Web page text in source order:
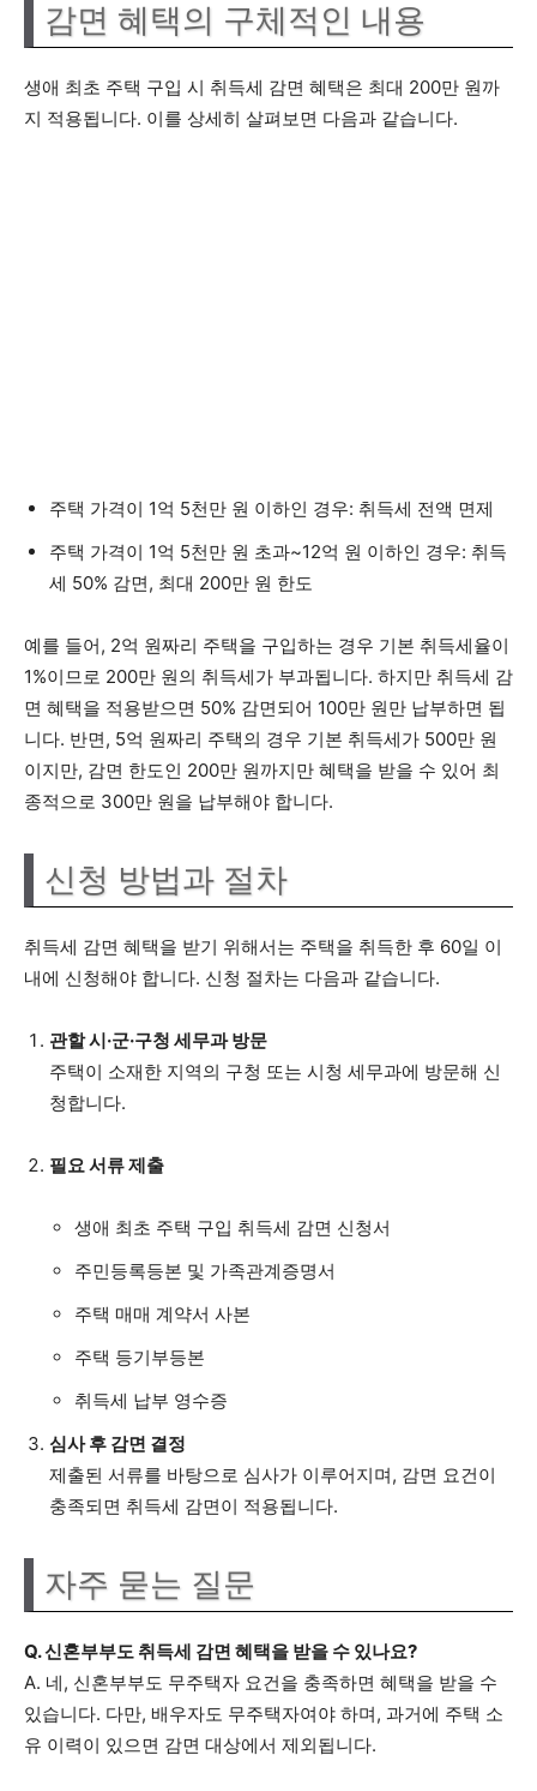
감면 혜택의 구체적인 내용
생애 최초 주택 구입 시 취득세 감면 혜택은 최대 200만 원까
지 적용됩니다. 이를 상세히 살펴보면 다음과 같습니다.
주택 가격이 1억 5천만 원 이하인 경우: 취득세 전액 면제
주택 가격이 1억 5천만 원 초과~12억 원 이하인 경우: 취득
세 50% 감면, 최대 200만 원 한도
예를 들어, 2억 원짜리 주택을 구입하는 경우 기본 취득세율이
1%이므로 200만 원의 취득세가 부과됩니다. 하지만 취득세 감
면 혜택을 적용받으면 50% 감면되어 100만 원만 납부하면 됩
니다. 반면, 5억 원짜리 주택의 경우 기본 취득세가 500만 원
이지만, 감면 한도인 200만 원까지만 혜택을 받을 수 있어 최
종적으로 300만 원을 납부해야 합니다.
신청 방법과 절차
취득세 감면 혜택을 받기 위해서는 주택을 취득한 후 60일 이
내에 신청해야 합니다. 신청 절차는 다음과 같습니다.
관할 시·군·구청 세무과 방문
주택이 소재한 지역의 구청 또는 시청 세무과에 방문해 신
청합니다.
필요 서류 제출
생애 최초 주택 구입 취득세 감면 신청서
주민등록등본 및 가족관계증명서
주택 매매 계약서 사본
주택 등기부등본
취득세 납부 영수증
심사 후 감면 결정
제출된 서류를 바탕으로 심사가 이루어지며, 감면 요건이
충족되면 취득세 감면이 적용됩니다.
자주 묻는 질문
Q. 신혼부부도 취득세 감면 혜택을 받을 수 있나요?
A. 네, 신혼부부도 무주택자 요건을 충족하면 혜택을 받을 수
있습니다. 다만, 배우자도 무주택자여야 하며, 과거에 주택 소
유 이력이 있으면 감면 대상에서 제외됩니다.